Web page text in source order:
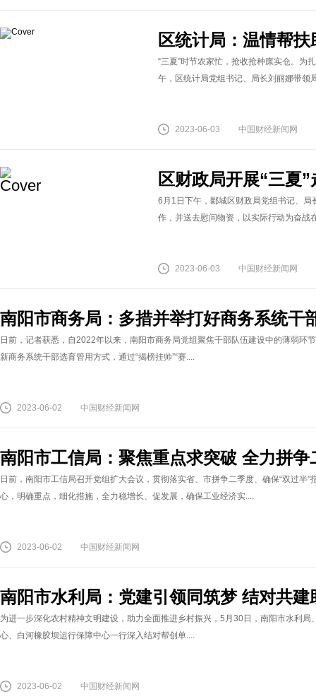
区统计局：温情帮
“三夏”时节农家忙，抢收抢种廪实仓。为
午，区统计局党组书记、局长刘丽娜带领
2023-06-03 中国财经新闻网
区财政局开展“三夏
6月1日下午，郾城区财政局党组书记、局
作，并送去慰问物资，以实际行动为奋战
2023-06-03 中国财经新闻网
南阳市商务局：多措并举打好商务系统干
日前，记者获悉，自2022年以来，南阳市商务局党组聚焦干部队伍建设中的薄弱环
新商务系统干部选育管用方式，通过“揭榜挂帅”“赛....
2023-06-02 中国财经新闻网
南阳市工信局：聚焦重点求突破 全力拼争
日前，南阳市工信局召开党组扩大会议，贯彻落实省、市拼争二季度、确保“双过半
心，明确重点，细化措施，全力稳增长、促发展，确保工业经济实....
2023-06-02 中国财经新闻网
南阳市水利局：党建引领同筑梦 结对共建
为进一步深化农村精神文明建设，助力全面推进乡村振兴，5月30日，南阳市水利
心、白河橡胶坝运行保障中心一行深入结对帮创单....
2023-06-02 中国财经新闻网